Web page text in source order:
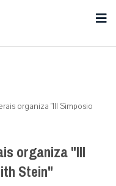
organiza "III Simposio
organiza "III
Stein"